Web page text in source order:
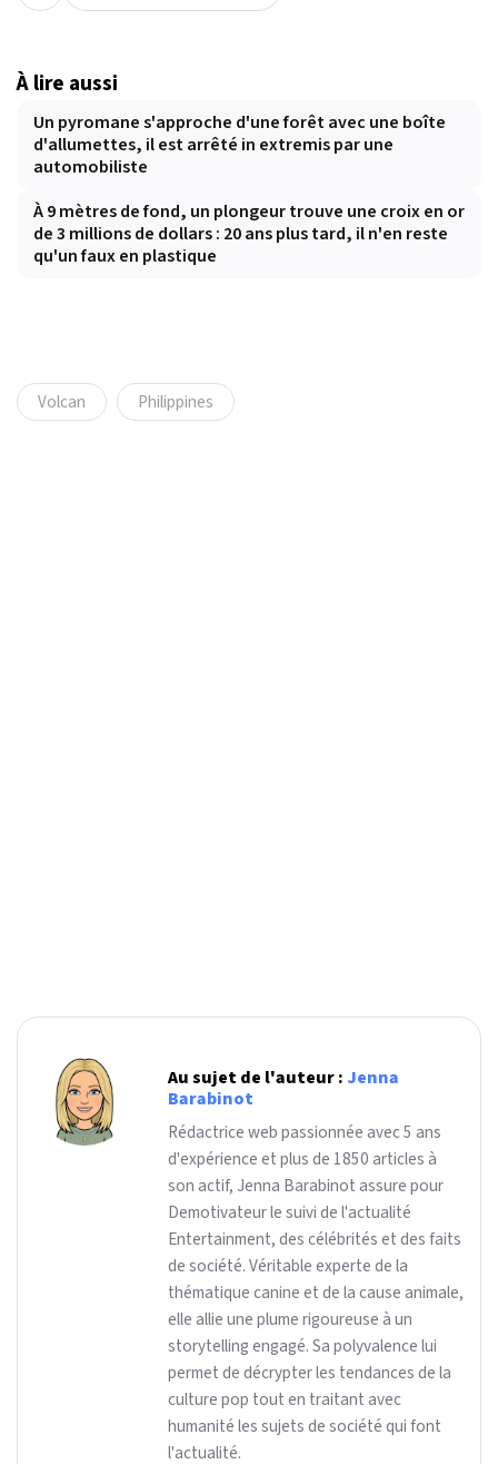
À lire aussi
Un pyromane s'approche d'une forêt avec une boîte
d'allumettes, il est arrêté in extremis par une
automobiliste
À 9 mètres de fond, un plongeur trouve une croix en or
de 3 millions de dollars : 20 ans plus tard, il n'en reste
qu'un faux en plastique
Volcan Philippines
Au sujet de l'auteur : Jenna
Barabinot
Rédactrice web passionnée avec 5 ans
d'expérience et plus de 1850 articles à
son actif, Jenna Barabinot assure pour
Demotivateur le suivi de l'actualité
Entertainment, des célébrités et des faits
de société. Véritable experte de la
thématique canine et de la cause animale,
elle allie une plume rigoureuse à un
storytelling engagé. Sa polyvalence lui
permet de décrypter les tendances de la
culture pop tout en traitant avec
humanité les sujets de société qui font
l'actualité.